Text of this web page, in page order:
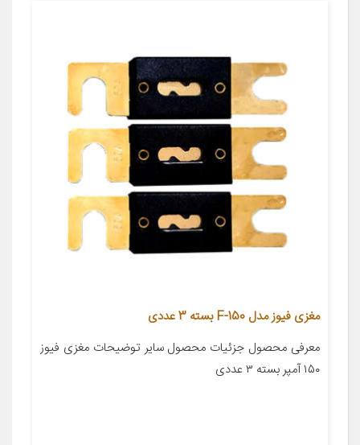
مغزی فیوز مدل F-150 بسته 3 عددی
معرفی محصول جزئیات محصول سایر توضیحات مغزی فیوز
۱۵۰ آمپر بسته ۳ عددی